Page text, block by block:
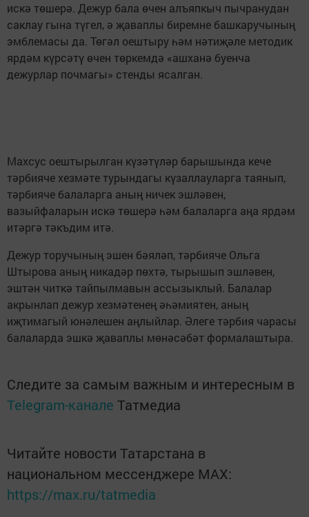
искә төшерә. Дежур бала өчен алъяпкыч пычранудан
саклау гына түгел, ә җаваплы биремне башкаручының
эмблемасы да. Төгәл оештыру һәм нәтиҗәле методик
ярдәм күрсәтү өчен төркемдә «ашханә буенча
дежурлар почмагы» стенды ясалган.
Махсус оештырылган күзәтүләр барышында кече
тәрбияче хезмәте турындагы күзаллауларга таянып,
тәрбияче балаларга аның ничек эшләвен,
вазыйфаларын искә төшерә һәм балаларга аңа ярдәм
итәргә тәкъдим итә.
Дежур торучының эшен бәяләп, тәрбияче Ольга
Штырова аның никадәр пөхтә, тырышып эшләвен,
эштән читкә тайпылмавын ассызыклый. Балалар
акрынлап дежур хезмәтенең әһәмиятен, аның
иҗтимагый юнәлешен аңлыйлар. Әлеге тәрбия чарасы
балаларда эшкә җаваплы мөнәсәбәт формалаштыра.
Следите за самым важным и интересным в
Telegram-канале Татмедиа
Читайте новости Татарстана в
национальном мессенджере MАХ:
https://max.ru/tatmedia